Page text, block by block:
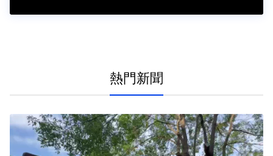
熱門新聞